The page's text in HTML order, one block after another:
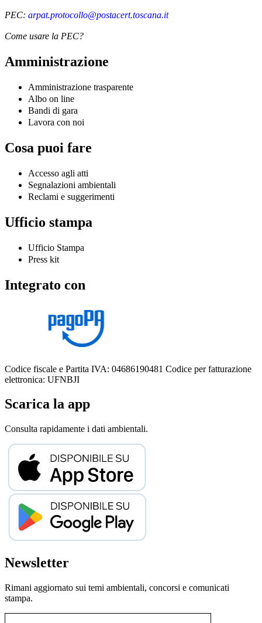
PEC: arpat.protocollo@postacert.toscana.it
Come usare la PEC?
Amministrazione
Amministrazione trasparente
Albo on line
Bandi di gara
Lavora con noi
Cosa puoi fare
Accesso agli atti
Segnalazioni ambientali
Reclami e suggerimenti
Ufficio stampa
Ufficio Stampa
Press kit
Integrato con
Codice fiscale e Partita IVA: 04686190481 Codice per fatturazione
elettronica: UFNBJI
Scarica la app
Consulta rapidamente i dati ambientali.
Newsletter
Rimani aggiornato sui temi ambientali, concorsi e comunicati
stampa.